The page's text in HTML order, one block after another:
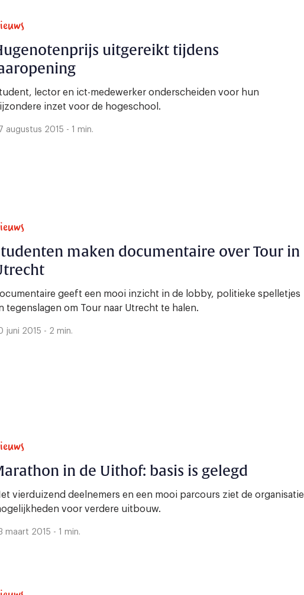
uitgereikt tijdens
lector en ict-medewerker onderscheiden voor hun
inzet voor de hogeschool.
augustus 2015 - 1 min.
maken documentaire over Tour in
geeft een mooi inzicht in de lobby, politieke spelletjes
tegenslagen om Tour naar Utrecht te halen.
juni 2015 - 2 min.
in de Uithof: basis is gelegd
vierduizend deelnemers en een mooi parcours ziet de organisatie
voor verdere uitbouw.
maart 2015 - 1 min.